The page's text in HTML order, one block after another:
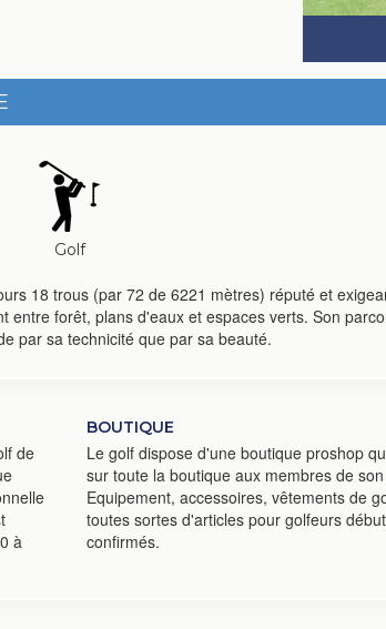
Golf
18 trous (par 72 de 6221 mètres) réputé et
entre forêt, plans d'eaux et espaces verts. Son
par sa technicité que par sa beauté.
de
à
BOUTIQUE
Le golf dispose d'une boutique proshop
sur toute la boutique aux membres de
Equipement, accessoires, vêtements de
toutes sortes d'articles pour golfeurs
confirmés.